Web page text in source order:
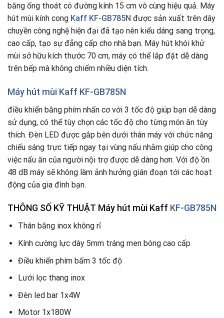
bằng ống thoát có đường kính 15 cm vô cùng hiệu quả. Máy
hút mùi kính cong Kaff KF-GB785N được sản xuất trên dây
chuyền công nghệ hiện đại đã tạo nên kiểu dáng sang trọng,
cao cấp, tạo sự đẳng cấp cho nhà bạn. Máy hút khói khử
mùi sở hữu kích thước 70 cm, máy có thể lắp đặt dễ dàng
trên bếp mà không chiếm nhiều diện tích.
Máy hút mùi Kaff KF-GB785N
điều khiển bằng phím nhấn cơ với 3 tốc độ giúp bạn dễ dàng
sử dụng, có thể tùy chọn các tốc độ cho từng món ăn tùy
thích. Đèn LED được gắp bên dưới thân máy với chức năng
chiếu sáng trực tiếp ngay tại vùng nấu nhằm giúp cho công
việc nấu ăn của người nội trợ được dễ dàng hơn. Với độ ồn
48 dB máy sẽ không làm ảnh hưởng gián đoạn tới các hoạt
động của gia đình bạn.
THÔNG SỐ KỸ THUẬT Máy hút mùi Kaff KF-GB785N
Thân bằng inox không rỉ
Kính cường lực dày 5mm tráng men bóng cao cấp
Điều khiển phím bấm 3 tốc độ
Lưới lọc thang inox
Đèn led bar 1x4W
Motor 1x180W